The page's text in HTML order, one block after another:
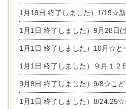
1月19日 終了しました）1/19☆新春！健康あっ
1月1日 終了しました）9月28日(土)29
1月1日 終了しました）10月☆と
1月1日 終了しました）９月１２日(
9月8日 終了しました）9/8☆こども体験
1月1日 終了しました）8/24.25☆